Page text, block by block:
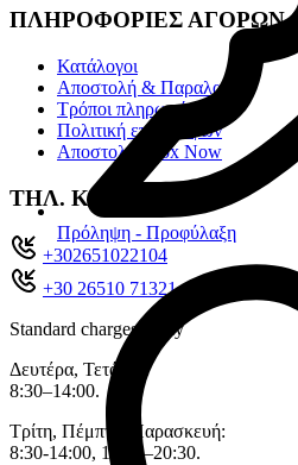
Πρόληψη - Προφύλαξη
ΠΛΗΡΟΦΟΡΙΕΣ ΑΓΟΡΩΝ
Κατάλογοι
Αποστολή & Παραλαβή
Τρόποι πληρωμής
Πολιτική επιστροφών
Αποστολές Box Now
ΤΗΛ. ΚΕΝΤΡΟ
+302651022104
+30 26510 71321
Standard charges apply
Δευτέρα, Τετάρτη:
8:30–14:00.
Τρίτη, Πέμπτη, Παρασκευή:
8:30-14:00, 17:30–20:30.